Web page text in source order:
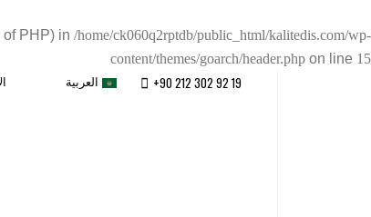
PHP) in /home/ck060q2rptdb/public_html/kalitedis.com/wp-
content/themes/goarch/header.php on line 15
العربية +90 212 302 92 19